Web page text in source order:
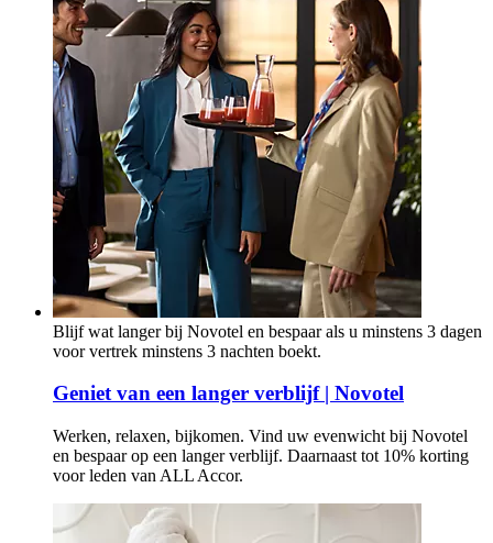
Blijf wat langer bij Novotel en bespaar als u minstens 3 dagen
voor vertrek minstens 3 nachten boekt.
Geniet van een langer verblijf | Novotel
Werken, relaxen, bijkomen. Vind uw evenwicht bij Novotel
en bespaar op een langer verblijf. Daarnaast tot 10% korting
voor leden van ALL Accor.